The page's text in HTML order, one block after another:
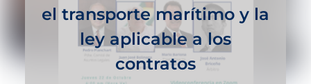
el transporte marítimo y la
ley aplicable a los
contratos